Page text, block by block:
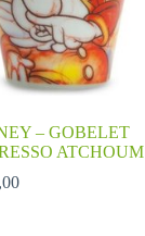
– GOBELET
ATCHOUM